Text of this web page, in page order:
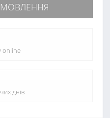
online
днів